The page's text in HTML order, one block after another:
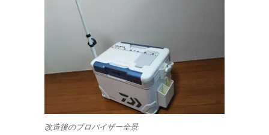
改造後のプロバイザー全景